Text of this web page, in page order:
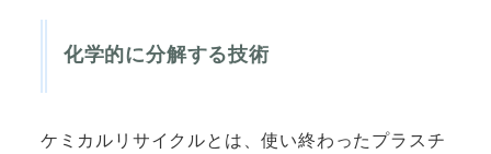
化学的に分解する技術
ケミカルリサイクルとは、使い終わったプラスチ